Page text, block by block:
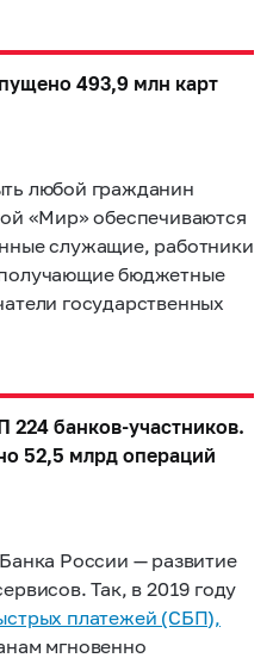
493,9 млн карт
любой гражданин
«Мир» обеспечиваются
служащие, работники
бюджетные
государственных
224 банков-участников.
52,5 млрд операций
России — развитие
Так, в 2019 году
платежей (СБП),
мгновенно